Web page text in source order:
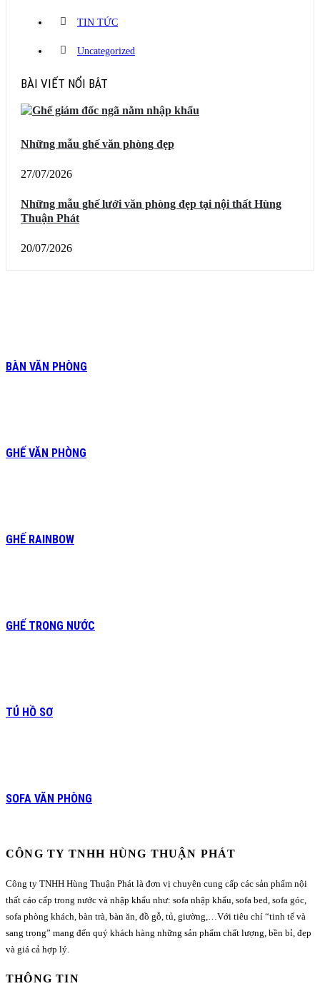
TIN TỨC
Uncategorized
BÀI VIẾT NỔI BẬT
Những mẫu ghế văn phòng đẹp
27/07/2026
Những mẫu ghế lưới văn phòng đẹp tại nội thất Hùng
Thuận Phát
20/07/2026
BÀN VĂN PHÒNG
GHẾ VĂN PHÒNG
GHẾ RAINBOW
GHẾ TRONG NƯỚC
TỦ HỒ SƠ
SOFA VĂN PHÒNG
CÔNG TY TNHH HÙNG THUẬN PHÁT
Công ty TNHH Hùng Thuận Phát là đơn vị chuyên cung cấp các sản phẩm nội
thất cáo cấp trong nước và nhập khẩu như: sofa nhập khẩu, sofa bed, sofa góc,
sofa phòng khách, bàn trà, bàn ăn, đồ gỗ, tủ, giường,…Với tiêu chí “tinh tế và
sang trọng” mang đến quý khách hàng những sản phẩm chất lượng, bền bỉ, đẹp
và giá cả hợp lý.
THÔNG TIN